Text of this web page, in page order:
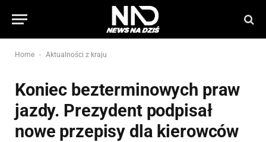
Home - Aktualności z kraju
Koniec bezterminowych praw
jazdy. Prezydent podpisał
nowe przepisy dla kierowców